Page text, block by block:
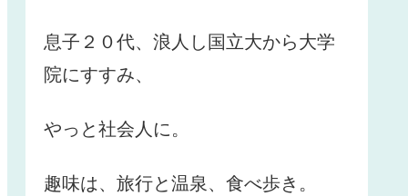
息子２０代、浪人し国立大から大学
院にすすみ、
やっと社会人に。
趣味は、旅行と温泉、食べ歩き。